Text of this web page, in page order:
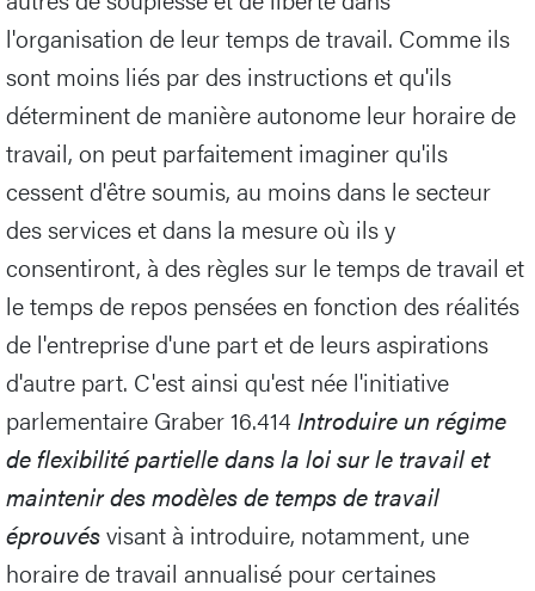
l'organisation de leur temps de travail. Comme ils
sont moins liés par des instructions et qu'ils
déterminent de manière autonome leur horaire de
travail, on peut parfaitement imaginer qu'ils
cessent d'être soumis, au moins dans le secteur
des services et dans la mesure où ils y
consentiront, à des règles sur le temps de travail et
le temps de repos pensées en fonction des réalités
de l'entreprise d'une part et de leurs aspirations
d'autre part. C'est ainsi qu'est née l'initiative
parlementaire Graber 16.414 Introduire un régime
de flexibilité partielle dans la loi sur le travail et
maintenir des modèles de temps de travail
éprouvésvisant à introduire, notamment, une
horaire de travail annualisé pour certaines